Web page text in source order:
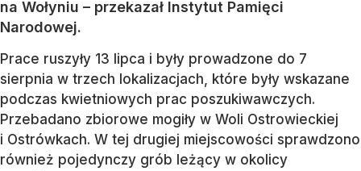
na Wołyniu – przekazał Instytut Pamięci
Narodowej.
Prace ruszyły 13 lipca i były prowadzone do 7
sierpnia w trzech lokalizacjach, które były wskazane
podczas kwietniowych prac poszukiwawczych.
Przebadano zbiorowe mogiły w Woli Ostrowieckiej
i Ostrówkach. W tej drugiej miejscowości sprawdzono
również pojedynczy grób leżący w okolicy